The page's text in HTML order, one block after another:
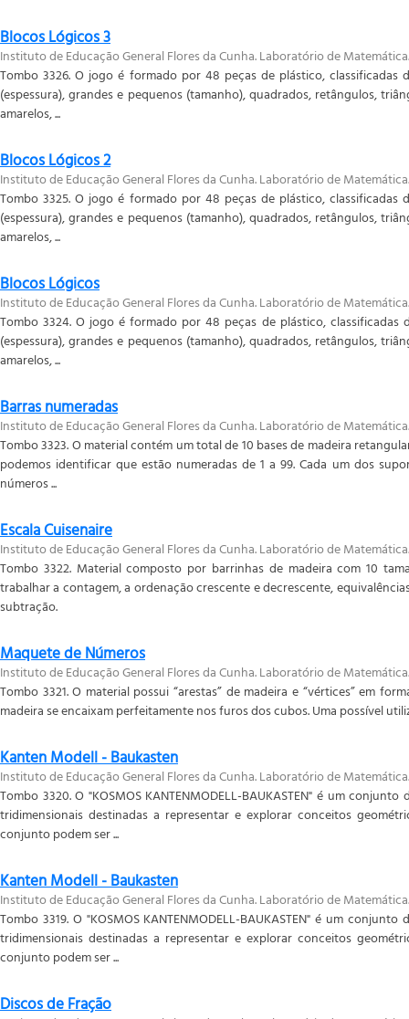
Blocos Lógicos 3
Instituto de Educação General Flores da Cunha. Laboratório de Matemática.
Tombo 3326. O jogo é formado por 48 peças de plástico, classificadas
(espessura), grandes e pequenos (tamanho), quadrados, retângulos,
amarelos, ...
Blocos Lógicos 2
Instituto de Educação General Flores da Cunha. Laboratório de Matemática.
Tombo 3325. O jogo é formado por 48 peças de plástico, classificadas
(espessura), grandes e pequenos (tamanho), quadrados, retângulos,
amarelos, ...
Blocos Lógicos
Instituto de Educação General Flores da Cunha. Laboratório de Matemática.
Tombo 3324. O jogo é formado por 48 peças de plástico, classificadas
(espessura), grandes e pequenos (tamanho), quadrados, retângulos,
amarelos, ...
Barras numeradas
Instituto de Educação General Flores da Cunha. Laboratório de Matemática.
Tombo 3323. O material contém um total de 10 bases de madeira
podemos identificar que estão numeradas de 1 a 99. Cada um dos
números ...
Escala Cuisenaire
Instituto de Educação General Flores da Cunha. Laboratório de Matemática.
Tombo 3322. Material composto por barrinhas de madeira com 10
trabalhar a contagem, a ordenação crescente e decrescente,
subtração.
Maquete de Números
Instituto de Educação General Flores da Cunha. Laboratório de Matemática.
Tombo 3321. O material possui “arestas” de madeira e “vértices” em
madeira se encaixam perfeitamente nos furos dos cubos. Uma possível
Kanten Modell - Baukasten
Instituto de Educação General Flores da Cunha. Laboratório de Matemática.
Tombo 3320. O "KOSMOS KANTENMODELL-BAUKASTEN" é um
tridimensionais destinadas a representar e explorar conceitos
conjunto podem ser ...
Kanten Modell - Baukasten
Instituto de Educação General Flores da Cunha. Laboratório de Matemática.
Tombo 3319. O "KOSMOS KANTENMODELL-BAUKASTEN" é um
tridimensionais destinadas a representar e explorar conceitos
conjunto podem ser ...
Discos de Fração